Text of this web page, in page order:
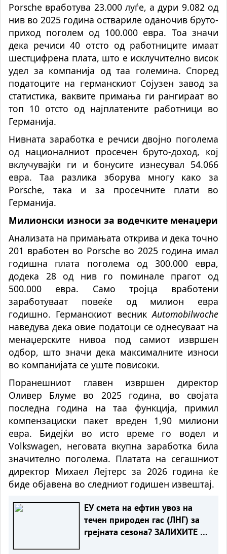
Porsche вработува 23.000 луѓе, а дури 9.082 од
нив во 2025 година оствариле оданочив бруто-
приход поголем од 100.000 евра. Тоа значи
дека речиси 40 отсто од работниците имаат
шестцифрена плата, што е исклучително висок
удел за компанија од таа големина. Според
податоците на германскиот Сојузен завод за
статистика, ваквите примања ги рангираат во
топ 10 отсто од најплатените работници во
Германија.
Нивната заработка е речиси двојно поголема
од националниот просечен бруто-доход, кој
вклучувајќи ги и бонусите изнесувал 54.066
евра. Таа разлика зборува многу како за
Porsche, така и за просечните плати во
Германија.
Милионски износи за водечките менаџери
Анализата на примањата открива и дека точно
201 вработен во Porsche во 2025 година имал
годишна плата поголема од 300.000 евра,
додека 28 од нив го поминале прагот од
500.000 евра. Само тројца вработени
заработуваат повеќе од милион евра
годишно. Германскиот весникAutomobilwoche
наведува дека овие податоци се однесуваат на
менаџерските нивоа под самиот извршен
одбор, што значи дека максималните износи
во компанијата се уште повисоки.
Поранешниот главен извршен директор
Оливер Блуме во 2025 година, во својата
последна година на таа функција, примил
компензациски пакет вреден 1,90 милиони
евра. Бидејќи во исто време го водел и
Volkswagen, неговата вкупна заработка била
значително поголема. Платата на сегашниот
директор Михаел Лејтерс за 2026 година ќе
биде објавена во следниот годишен извештај.
ЕУ смета на ефтин увоз на
течен природен гас (ЛНГ) за
грејната сезона? ЗАЛИХИТЕ СЕ